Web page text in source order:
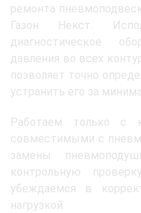
ремонта
Газон Некст.
диагностическое
давления во всех
позволяет точно
устранить его за
Работаем только с
совместимыми с
замены
контрольную
убеждаемся в
нагрузкой.